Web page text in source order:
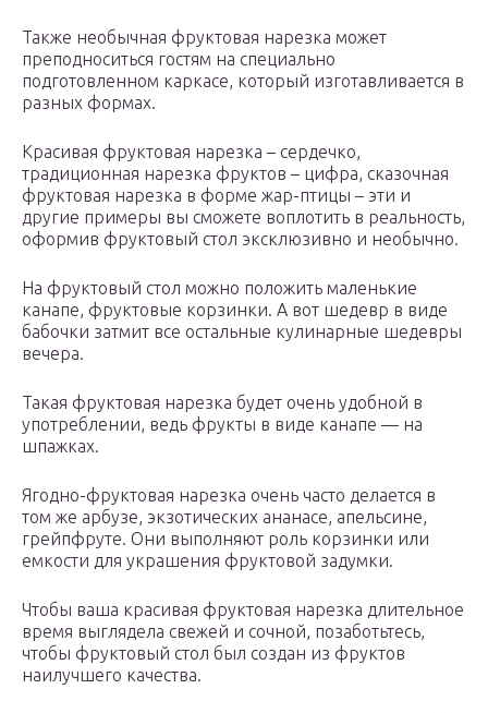
Также необычная фруктовая нарезка может
преподноситься гостям на специально
подготовленном каркасе, который изготавливается в
разных формах.
Красивая фруктовая нарезка – сердечко,
традиционная нарезка фруктов – цифра, сказочная
фруктовая нарезка в форме жар-птицы – эти и
другие примеры вы сможете воплотить в реальность,
оформив фруктовый стол эксклюзивно и необычно.
На фруктовый стол можно положить маленькие
канапе, фруктовые корзинки. А вот шедевр в виде
бабочки затмит все остальные кулинарные шедевры
вечера.
Такая фруктовая нарезка будет очень удобной в
употреблении, ведь фрукты в виде канапе — на
шпажках.
Ягодно-фруктовая нарезка очень часто делается в
том же арбузе, экзотических ананасе, апельсине,
грейпфруте. Они выполняют роль корзинки или
емкости для украшения фруктовой задумки.
Чтобы ваша красивая фруктовая нарезка длительное
время выглядела свежей и сочной, позаботьтесь,
чтобы фруктовый стол был создан из фруктов
наилучшего качества.